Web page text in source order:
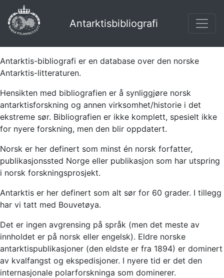
Antarktisbibliografi
Antarktis-bibliografi er en database over den norske
Antarktis-litteraturen.
Hensikten med bibliografien er å synliggjøre norsk
antarktisforskning og annen virksomhet/historie i det
ekstreme sør. Bibliografien er ikke komplett, spesielt ikke
for nyere forskning, men den blir oppdatert.
Norsk er her definert som minst én norsk forfatter,
publikasjonssted Norge eller publikasjon som har utspring
i norsk forskningsprosjekt.
Antarktis er her definert som alt sør for 60 grader. I tillegg
har vi tatt med Bouvetøya.
Det er ingen avgrensing på språk (men det meste av
innholdet er på norsk eller engelsk). Eldre norske
antarktispublikasjoner (den eldste er fra 1894) er dominert
av kvalfangst og ekspedisjoner. I nyere tid er det den
internasjonale polarforskninga som dominerer.